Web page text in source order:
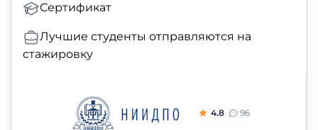
Сертификат
Лучшие студенты отправляются на
стажировку
4.8 96